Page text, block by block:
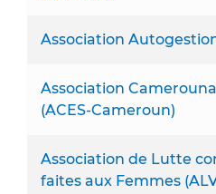
Association
Association
(ACES-Cameroun)
Association de Lutte
faites aux Femmes